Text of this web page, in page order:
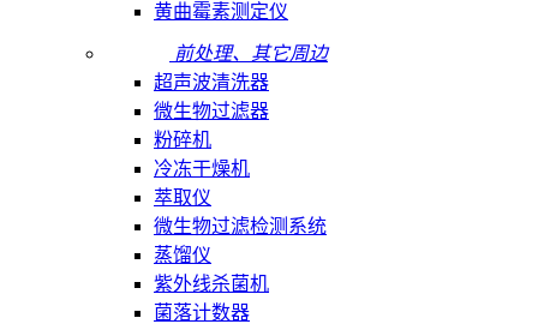
黄曲霉素测定仪
前处理、其它周边
超声波清洗器
微生物过滤器
粉碎机
冷冻干燥机
萃取仪
微生物过滤检测系统
蒸馏仪
紫外线杀菌机
菌落计数器